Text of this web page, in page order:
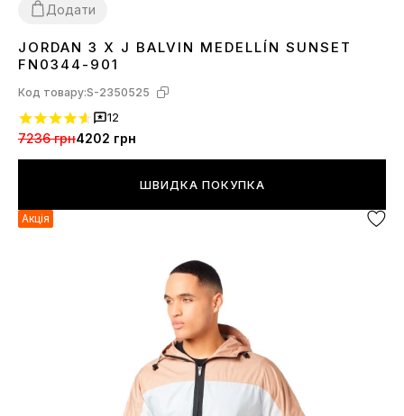
Додати
4445
JORDAN 3 X J BALVIN MEDELLÍN SUNSET
FN0344-901
Код товару:S-2350525
12
7236 грн4202 грн
ШВИДКА ПОКУПКА
Акція